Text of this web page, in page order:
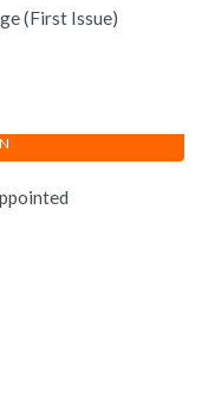
(First Issue)